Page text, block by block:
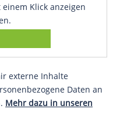
Klick anzeigen
externe Inhalte
Daten an
Mehr dazu in unseren